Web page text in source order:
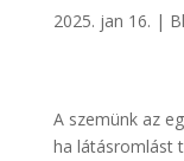
2025. jan 16. |
A szemünk az
ha látásromlást